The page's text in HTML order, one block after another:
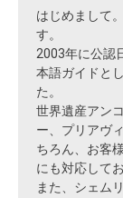
はじめまして
す。
2003年に公認
本語ガイドと
た。
世界遺産アン
ー、プリアヴ
ちろん、お客
にも対応して
また、シェム